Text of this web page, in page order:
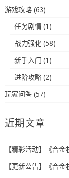
游戏攻略 (63)
任务剧情 (1)
战力强化 (58)
新手入门 (1)
进阶攻略 (2)
玩家问答 (57)
近期文章
【精彩活动】《合
【更新公告】《合金